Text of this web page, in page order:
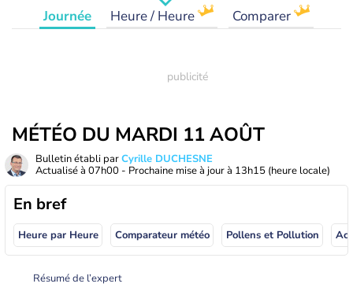
Journée Heure / Heure Comparer
MÉTÉO DU MARDI 11 AOÛT
Bulletin établi parCyrille DUCHESNE
Actualisé à 07h00 - Prochaine mise à jour à 13h15 (heure locale)
En bref
Heure par Heure Comparateur météo Pollens et Pollution
Résumé de l’expert